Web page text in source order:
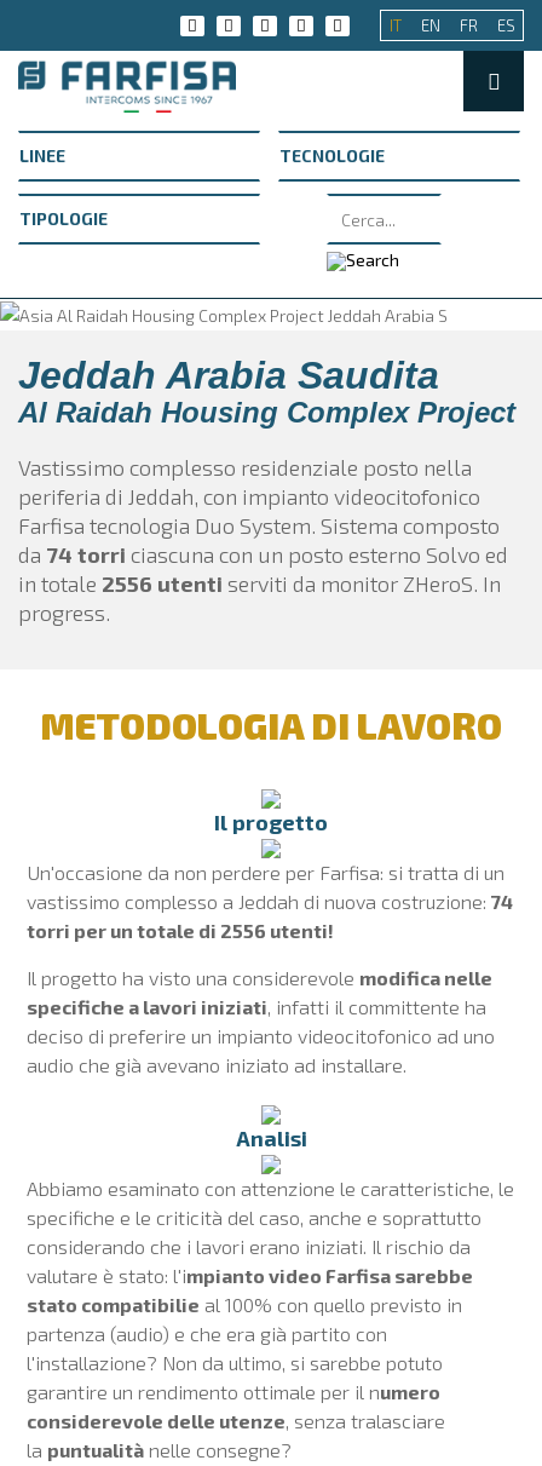
IT EN FR ES
Jeddah Arabia Saudita
Al Raidah Housing Complex Project
Vastissimo complesso residenziale posto nella
periferia di Jeddah, con impianto videocitofonico
Farfisa tecnologia Duo System. Sistema composto
da 74 torri ciascuna con un posto esterno Solvo ed
in totale 2556 utenti serviti da monitor ZHeroS. In
progress.
METODOLOGIA DI LAVORO
Il progetto
Un'occasione da non perdere per Farfisa: si tratta di un
vastissimo complesso a Jeddah di nuova costruzione:74
torri per un totale di 2556 utenti!
Il progetto ha visto una considerevole modifica nelle
specifiche a lavori iniziati , infatti il committente ha
deciso di preferire un impianto videocitofonico ad uno
audio che già avevano iniziato ad installare.
Analisi
Abbiamo esaminato con attenzione le caratteristiche, le
specifiche e le criticità del caso, anche e soprattutto
considerando che i lavori erano iniziati. Il rischio da
valutare è stato: l'impianto video Farfisa sarebbe
stato compatibilie al 100% con quello previsto in
partenza (audio) e che era già partito con
l'installazione? Non da ultimo, si sarebbe potuto
garantire un rendimento ottimale per il numero
considerevole delle utenze , senza tralasciare
la puntualità nelle consegne?